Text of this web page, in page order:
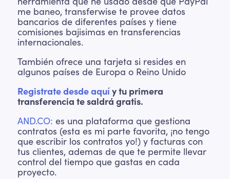
me baneo, transferwise te provee datos
bancarios de diferentes países y tiene
comisiones bajisimas en transferencias
internacionales.
También ofrece una tarjeta si resides en
algunos países de Europa o Reino Unido
Registrate desde aquíy tu primera
transferencia te saldrá gratis.
AND.CO: es una plataforma que gestiona
contratos (esta es mi parte favorita, ¡no tengo
que escribir los contratos yo!) y facturas con
tus clientes, ademas de que te permite llevar
control del tiempo que gastas en cada
proyecto.